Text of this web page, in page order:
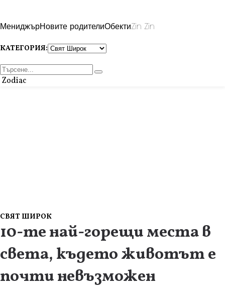
МениджърНовите родителиОбектиZin Zin
КАТЕГОРИЯ:
Zodiac
СВЯТ ШИРОК
10-те най-горещи места в
света, където животът е
почти невъзможен